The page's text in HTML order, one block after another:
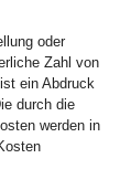
oder
Zahl von
ein Abdruck
durch die
werden in